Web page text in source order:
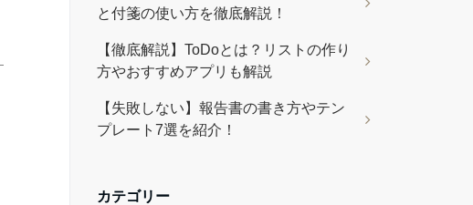
と付箋の使い方を徹底解説！
【徹底解説】ToDoとは？リストの作り
方やおすすめアプリも解説
【失敗しない】報告書の書き方やテン
プレート7選を紹介！
カテゴリー